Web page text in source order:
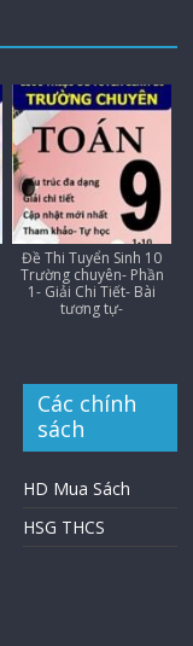
Đề Thi Tuyển Sinh 10
Trường chuyên- Phần
1- Giải Chi Tiết- Bài
tương tự-
Các chính
sách
HD Mua Sách
HSG THCS